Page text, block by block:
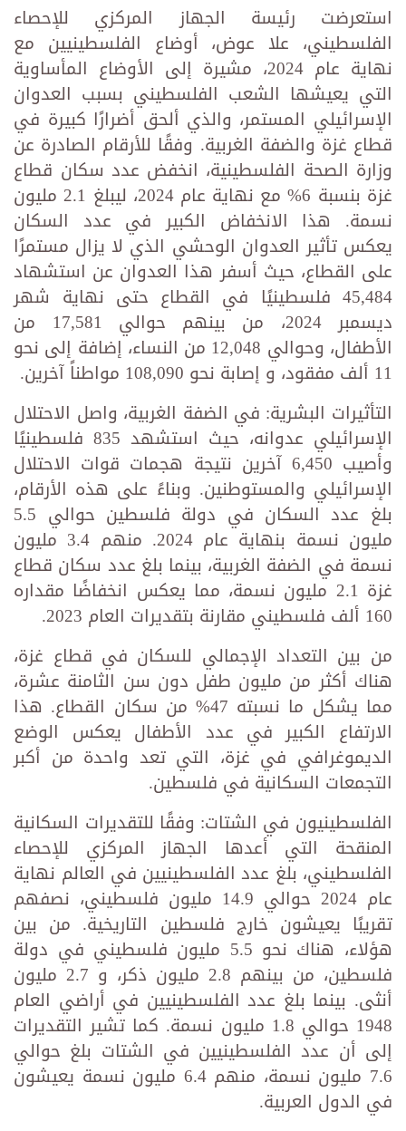
استعرضت رئيسة الجهاز المركزي للإحصاء
الفلسطيني، علا عوض، أوضاع الفلسطينيين مع
نهاية عام 2024، مشيرة إلى الأوضاع المأساوية
التي يعيشها الشعب الفلسطيني بسبب العدوان
الإسرائيلي المستمر، والذي ألحق أضرارًا كبيرة في
قطاع غزة والضفة الغربية. وفقًا للأرقام الصادرة عن
وزارة الصحة الفلسطينية، انخفض عدد سكان قطاع
غزة بنسبة 6% مع نهاية عام 2024، ليبلغ 2.1 مليون
نسمة. هذا الانخفاض الكبير في عدد السكان
يعكس تأثير العدوان الوحشي الذي لا يزال مستمرًا
على القطاع، حيث أسفر هذا العدوان عن استشهاد
45,484 فلسطينيًا في القطاع حتى نهاية شهر
ديسمبر 2024، من بينهم حوالي 17,581 من
الأطفال، وحوالي 12,048 من النساء، إضافة إلى نحو
11 ألف مفقود، و إصابة نحو 108,090 مواطناً آخرين.
التأثيرات البشرية: في الضفة الغربية، واصل الاحتلال
الإسرائيلي عدوانه، حيث استشهد 835 فلسطينيًا
وأصيب 6,450 آخرين نتيجة هجمات قوات الاحتلال
الإسرائيلي والمستوطنين. وبناءً على هذه الأرقام،
بلغ عدد السكان في دولة فلسطين حوالي 5.5
مليون نسمة بنهاية عام 2024. منهم 3.4 مليون
نسمة في الضفة الغربية، بينما بلغ عدد سكان قطاع
غزة 2.1 مليون نسمة، مما يعكس انخفاضًا مقداره
160 ألف فلسطيني مقارنة بتقديرات العام 2023.
من بين التعداد الإجمالي للسكان في قطاع غزة،
هناك أكثر من مليون طفل دون سن الثامنة عشرة،
مما يشكل ما نسبته 47% من سكان القطاع. هذا
الارتفاع الكبير في عدد الأطفال يعكس الوضع
الديموغرافي في غزة، التي تعد واحدة من أكبر
التجمعات السكانية في فلسطين.
الفلسطينيون في الشتات: وفقًا للتقديرات السكانية
المنقحة التي أعدها الجهاز المركزي للإحصاء
الفلسطيني، بلغ عدد الفلسطينيين في العالم نهاية
عام 2024 حوالي 14.9 مليون فلسطيني، نصفهم
تقريبًا يعيشون خارج فلسطين التاريخية. من بين
هؤلاء، هناك نحو 5.5 مليون فلسطيني في دولة
فلسطين، من بينهم 2.8 مليون ذكر، و 2.7 مليون
أنثى. بينما بلغ عدد الفلسطينيين في أراضي العام
1948 حوالي 1.8 مليون نسمة. كما تشير التقديرات
إلى أن عدد الفلسطينيين في الشتات بلغ حوالي
7.6 مليون نسمة، منهم 6.4 مليون نسمة يعيشون
في الدول العربية.